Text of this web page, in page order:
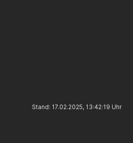
Stand: 17.02.2025, 13:42:19 Uhr